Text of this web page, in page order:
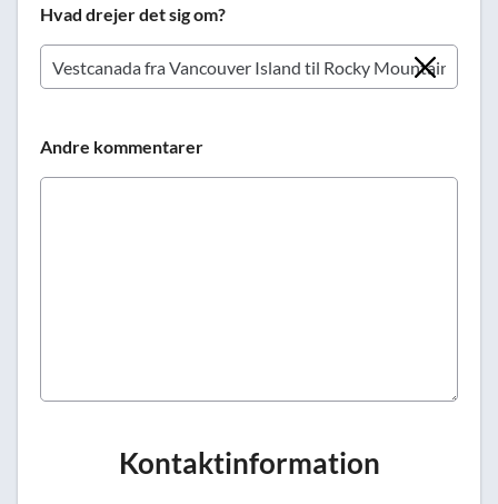
Hvad drejer det sig om?
Andre kommentarer
Kontaktinformation